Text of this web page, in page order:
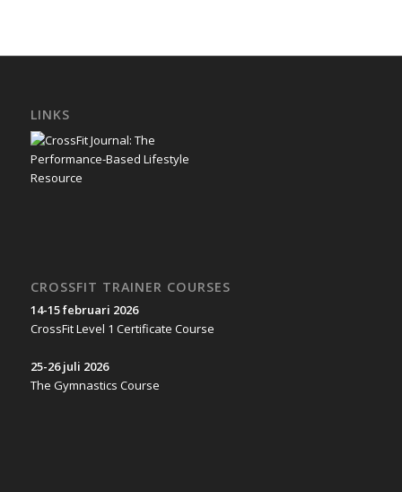
LINKS
CROSSFIT TRAINER COURSES
14-15 februari 2026
CrossFit Level 1 Certificate Course
25-26 juli 2026
The Gymnastics Course